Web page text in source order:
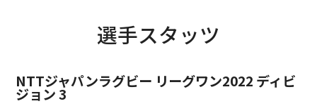
選手スタッツ
NTTジャパンラグビー リーグワン2022 ディビ
ジョン 3